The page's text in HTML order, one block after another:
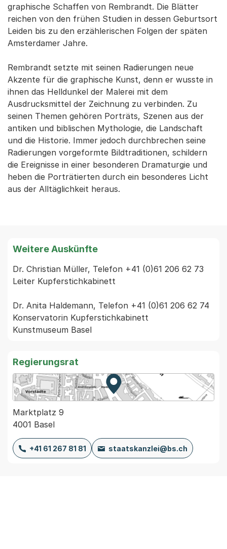
graphische Schaffen von Rembrandt. Die Blätter
reichen von den frühen Studien in dessen Geburtsort
Leiden bis zu den erzählerischen Folgen der späten
Amsterdamer Jahre.
Rembrandt setzte mit seinen Radierungen neue
Akzente für die graphische Kunst, denn er wusste in
ihnen das Helldunkel der Malerei mit dem
Ausdrucksmittel der Zeichnung zu verbinden. Zu
seinen Themen gehören Porträts, Szenen aus der
antiken und biblischen Mythologie, die Landschaft
und die Historie. Immer jedoch durchbrechen seine
Radierungen vorgeformte Bildtraditionen, schildern
die Ereignisse in einer besonderen Dramaturgie und
heben die Porträtierten durch ein besonderes Licht
aus der Alltäglichkeit heraus.
Weitere Auskünfte
Dr. Christian Müller, Telefon +41 (0)61 206 62 73
Leiter Kupferstichkabinett
Dr. Anita Haldemann, Telefon +41 (0)61 206 62 74
Konservatorin Kupferstichkabinett
Kunstmuseum Basel
Regierungsrat
Zur Karte von MapBS.
Externer Link, wird in einem
Marktplatz 9
4001 Basel
+41 61 267 81 81 staatskanzlei@bs.ch